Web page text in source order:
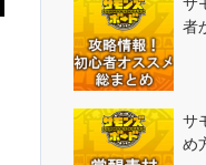
者
サ
め